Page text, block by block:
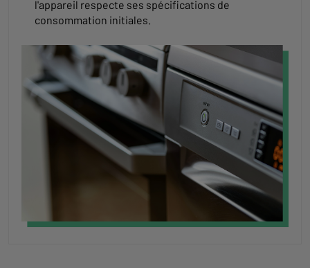
l'appareil respecte ses spécifications de
consommation initiales.